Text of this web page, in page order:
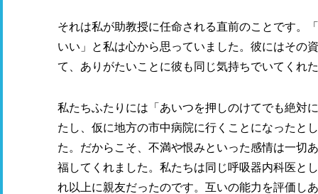
それは私が助教授に任命される直前のことです。
いい」と私は心から思っていました。彼にはその
て、ありがたいことに彼も同じ気持ちでいてくれ
私たちふたりには「あいつを押しのけてでも絶対
たし、仮に地方の市中病院に行くことになったと
た。だからこそ、不満や恨みといった感情は一切
福してくれました。私たちは同じ呼吸器内科医と
れ以上に親友だったのです。互いの能力を評価し